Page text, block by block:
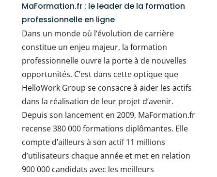
MaFormation.fr : le leader de la formation
professionnelle en ligne
Dans un monde où l’évolution de carrière
constitue un enjeu majeur, la formation
professionnelle ouvre la porte à de nouvelles
opportunités. C’est dans cette optique que
HelloWork Group se consacre à aider les actifs
dans la réalisation de leur projet d’avenir.
Depuis son lancement en 2009, MaFormation.fr
recense 380 000 formations diplômantes. Elle
compte d’ailleurs à son actif 11 millions
d’utilisateurs chaque année et met en relation
900 000 candidats avec les meilleurs